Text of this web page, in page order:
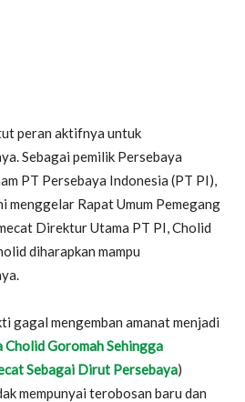
peran aktifnya untuk
Sebagai pemilik Persebaya
PT Persebaya Indonesia (PT PI),
menggelar Rapat Umum Pemegang
Direktur Utama PT PI, Cholid
diharapkan mampu
gagal mengemban amanat menjadi
Cholid Goromah Sehingga
Sebagai Dirut Persebaya)
mempunyai terobosan baru dan